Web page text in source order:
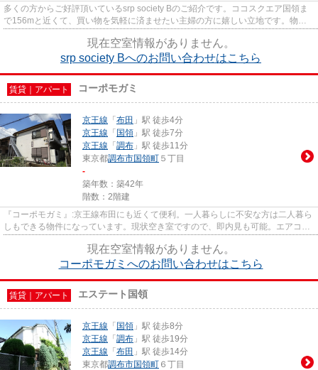
多くの方からご好評頂いているsrp society Bのご紹介です。ココスクエア国領ま
で156mと近くて、買い物を気軽に済ませたい主婦の方に嬉しい立地です。物件
現在空室情報がありません。
srp society Bへのお問い合わせはこちら
賃貸｜アパート コーポモガミ
京王線 「 布田 」駅 徒歩4分
京王線 「 国領 」駅 徒歩7分
京王線 「 調布 」駅 徒歩11分
東京都調布市国領町 ５丁目
-
築年数：築42年
階数：2階建
『コーポモガミ』:京王線布田にも近くて便利。一人暮らしに不安な方は二人暮ら
しもできる物件になっています。現状空き室ですので、即内見も可能。エアコン
現在空室情報がありません。
コーポモガミへのお問い合わせはこちら
賃貸｜アパート エステート国領
京王線 「 国領 」駅 徒歩8分
京王線 「 調布 」駅 徒歩19分
京王線 「 布田 」駅 徒歩14分
東京都調布市国領町 ６丁目